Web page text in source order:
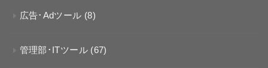
広告･Adツール (8)
管理部･ITツール (67)